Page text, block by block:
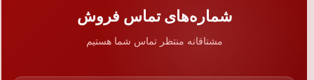
شماره‌های تماس فروش
مشتاقانه منتظر تماس شما هستیم